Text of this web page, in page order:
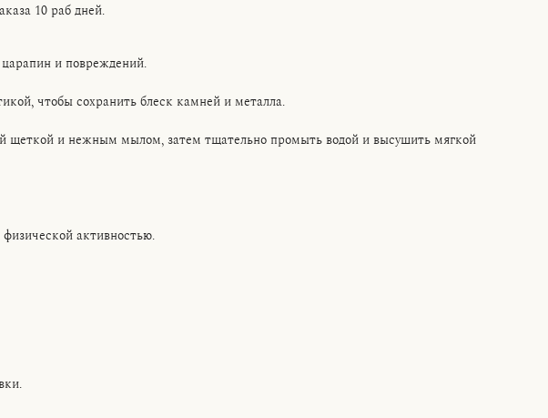
10 раб дней.
и повреждений.
чтобы сохранить блеск камней и металла.
щеткой и нежным мылом, затем тщательно промыть водой и высушить мягкой
активностью.